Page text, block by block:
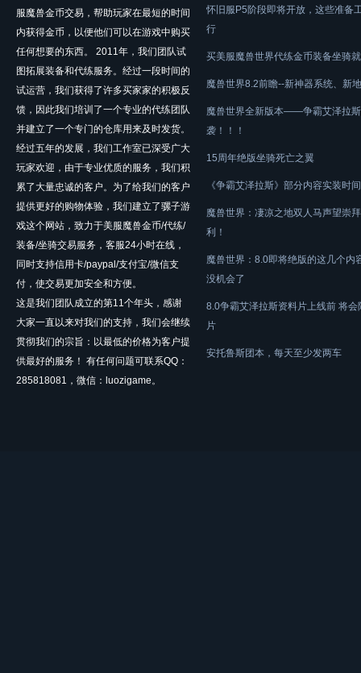
服魔兽金币交易，帮助玩家在最短的时间
内获得金币，以便他们可以在游戏中购买
任何想要的东西。 2011年，我们团队试
图拓展装备和代练服务。经过一段时间的
试运营，我们获得了许多买家家的积极反
馈，因此我们培训了一个专业的代练团队
并建立了一个专门的仓库用来及时发货。
经过五年的发展，我们工作室已深受广大
玩家欢迎，由于专业优质的服务，我们积
累了大量忠诚的客户。为了给我们的客户
提供更好的购物体验，我们建立了骡子游
戏这个网站，致力于美服魔兽金币/代练/
装备/坐骑交易服务，客服24小时在线，
同时支持信用卡/paypal/支付宝/微信支
付，使交易更加安全和方便。
这是我们团队成立的第11个年头，感谢
大家一直以来对我们的支持，我们会继续
贯彻我们的宗旨：以最低的价格为客户提
供最好的服务！ 有任何问题可联系QQ：
285818081，微信：luozigame。
怀旧服P5阶段即将开放，这些准备
行
买美服魔兽世界代练金币装备坐骑
魔兽世界8.2前瞻--新神器系统、新
魔兽世界全新版本——争霸艾泽拉
袭！！！
15周年绝版坐骑死亡之翼
《争霸艾泽拉斯》部分内容实装时
魔兽世界：凄凉之地双人马声望崇
利！
魔兽世界：8.0即将绝版的这几个内
没机会了
8.0争霸艾泽拉斯资料片上线前 将会
片
安托鲁斯团本，每天至少发两车